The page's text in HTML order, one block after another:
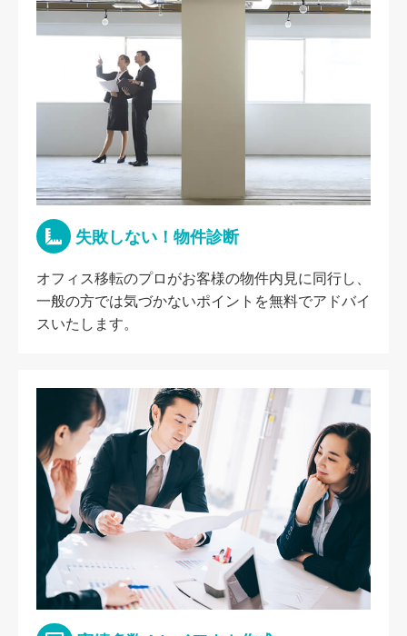
失敗しない！物件診断
オフィス移転のプロがお客様の物件内見に同行し、
一般の方では気づかないポイントを無料でアドバイ
スいたします。